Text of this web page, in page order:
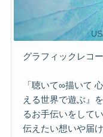
グラフィックレコ
「聴いて∞描いて
える世界で遊ぶ』
るお手伝いをしてい
伝えたい想いや届